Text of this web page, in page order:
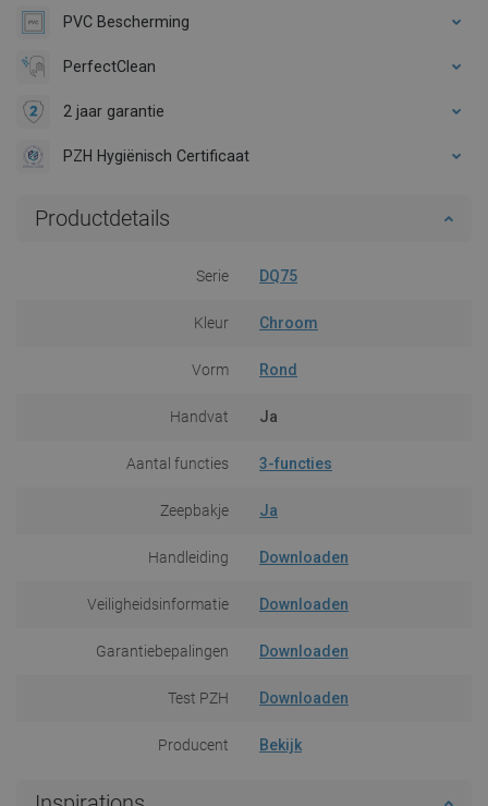
PVC Bescherming
PerfectClean
2 jaar garantie
PZH Hygiënisch Certificaat
Productdetails
Serie DQ75
Kleur Chroom
Vorm Rond
Handvat Ja
Aantal functies 3-functies
Zeepbakje Ja
Handleiding Downloaden
Veiligheidsinformatie Downloaden
Garantiebepalingen Downloaden
Test PZH Downloaden
Producent Bekijk